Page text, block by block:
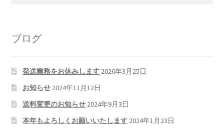
ブログ
発送業務をお休みします 2026年3月25日
お知らせ 2024年11月12日
送料変更のお知らせ 2024年9月3日
本年もよろしくお願いいたします 2024年1月23日